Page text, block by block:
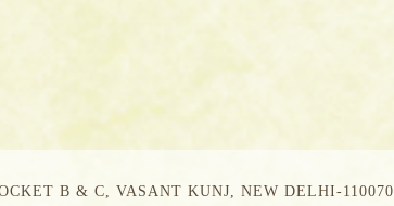
B & C, VASANT KUNJ, NEW DELHI-110070